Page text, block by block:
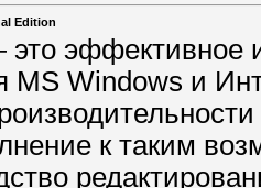
Edition
эффективное
MS Windows и
к таким